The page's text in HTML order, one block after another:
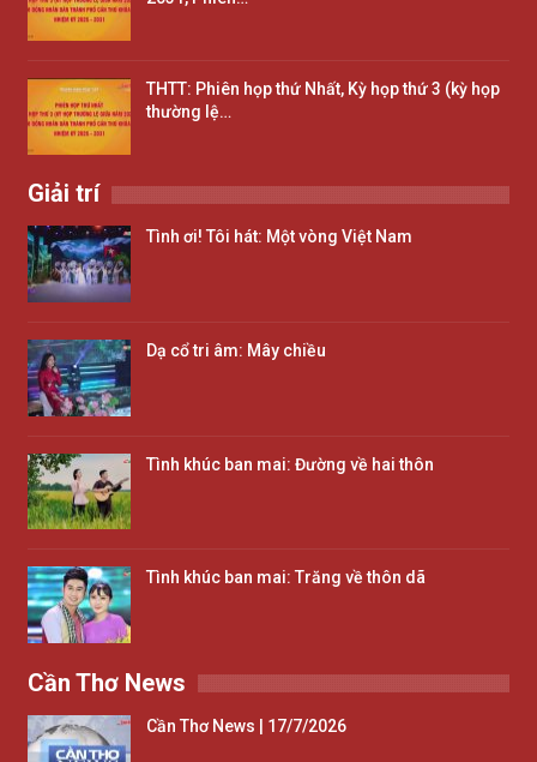
THTT: Phiên họp thứ Nhất, Kỳ họp thứ 3 (kỳ họp
thường lệ…
Giải trí
Tình ơi! Tôi hát: Một vòng Việt Nam
Dạ cổ tri âm: Mây chiều
Tình khúc ban mai: Đường về hai thôn
Tình khúc ban mai: Trăng về thôn dã
Cần Thơ News
Cần Thơ News | 17/7/2026